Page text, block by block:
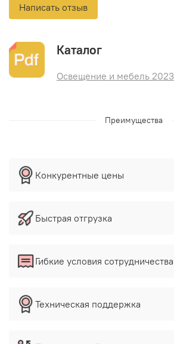
Написать отзыв
Каталог
Освещение и мебель 2023
Преимущества
Конкурентные цены
Быстрая отгрузка
Гибкие условия сотрудничества
Техническая поддержка